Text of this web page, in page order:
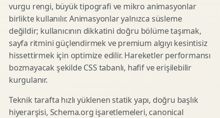
vurgu rengi, büyük tipografi ve mikro animasyonlar
birlikte kullanılır. Animasyonlar yalnızca süsleme
değildir; kullanıcının dikkatini doğru bölüme taşımak,
sayfa ritmini güçlendirmek ve premium algıyı kesintisiz
hissettirmek için optimize edilir. Hareketler performansı
bozmayacak şekilde CSS tabanlı, hafif ve erişilebilir
kurgulanır.
Teknik tarafta hızlı yüklenen statik yapı, doğru başlık
hiyerarşisi, Schema.org işaretlemeleri, canonical